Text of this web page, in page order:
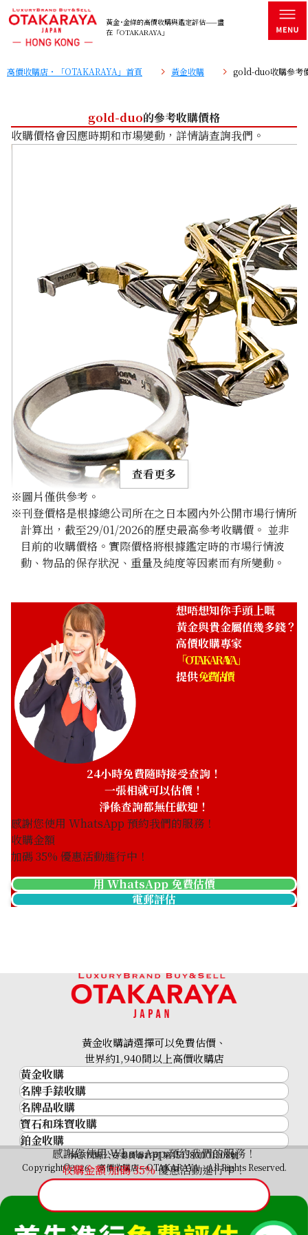
黃金･金條的高價收購與鑑定評估——盡
在「OTAKARAYA」
高價收購店・「OTAKARAYA」首頁 黃金收購 gold-duo收購參考
gold-duo的參考收購價格
收購價格會因應時期和市場變動，詳情請查詢我們。
Gold platinum (K18/Pt900) combination ring & bracelet
參考回收價
HKD 17,756.17
Gold platinum (K18/Pt900) combination ring &
43.8g
參考回收價
HKD 37,753.41
查看更多
※圖片僅供參考。
※刊登價格是根據總公司所在之日本國內外公開市場行情所
計算出，截至29/01/2026的歷史最高參考收購價。 並非
目前的收購價格。實際價格將根據鑑定時的市場行情波
動、物品的保存狀況、重量及純度等因素而有所變動。
想唔想知你手頭上嘅
黃金與貴金屬值幾多錢？
高價收購專家
「OTAKARAYA」
提供免費估價
24小時免費隨時接受查詢！
一張相就可以估價！
淨係查詢都無任歡迎！
感謝您使用 WhatsApp 預約我們的服務！
收購金額
加碼35% 優惠活動進行中！
用 WhatsApp 免費估價
電郵評估
感謝您使用 WhatsApp 預約我們的服務！
收購金額 加碼35%優惠活動進行中！
黃金收購請選擇可以免費估價、
世界約1,940間以上高價收購店
黃金收購
黃金･金條
金條
金幣及銀幣
過去十年黃金價格
金飾
金戒指
金頸鍊
名牌手錶收購
名牌手錶收購
勞力士 (Rolex)
Patek Philippe
Audemars Piguet
Vacheron Constantin
A. Lange & Söhne
Breguet
名牌品收購
名牌品收購
HERMES
LOUIS VUITTON
CHANEL
卡地亞（Cartier）
CELINE
FENDI
寶石和珠寶收購
寶石和珠寶
祖母綠
藍寶石
紅寶石
鉑金收購
神奈川縣公安委員會許可 第451380001308號
Copyright©2026 高價收購店—OTAKARAYA All Rights Reserved.